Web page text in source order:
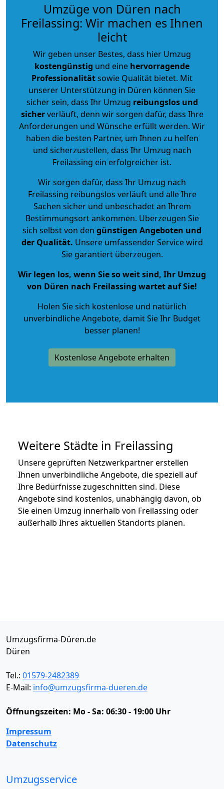
Umzüge von Düren nach
Freilassing: Wir machen es Ihnen
leicht
Wir geben unser Bestes, dass hier Umzug
kostengünstig und eine hervorragende
Professionalitätsowie Qualität bietet. Mit
unserer Unterstützung in Düren können Sie
sicher sein, dass Ihr Umzug reibungslos und
sicherverläuft, denn wir sorgen dafür, dass Ihre
Anforderungen und Wünsche erfüllt werden. Wir
haben die besten Partner, um Ihnen zu helfen
und sicherzustellen, dass Ihr Umzug nach
Freilassing ein erfolgreicher ist.
Wir sorgen dafür, dass Ihr Umzug nach
Freilassing reibungslos verläuft und alle Ihre
Sachen sicher und unbeschadet an Ihrem
Bestimmungsort ankommen. Überzeugen Sie
sich selbst von den günstigen Angeboten und
der Qualität. Unsere umfassender Service wird
Sie garantiert überzeugen.
Wir legen los, wenn Sie so weit sind, Ihr Umzug
von Düren nach Freilassing wartet auf Sie!
Holen Sie sich kostenlose und natürlich
unverbindliche Angebote, damit Sie Ihr Budget
besser planen!
Kostenlose Angebote erhalten
Weitere Städte in Freilassing
Unsere geprüften Netzwerkpartner erstellen
Ihnen unverbindliche Angebote, die speziell auf
Ihre Bedürfnisse zugeschnitten sind. Diese
Angebote sind kostenlos, unabhängig davon, ob
Sie einen Umzug innerhalb von Freilassing oder
außerhalb Ihres aktuellen Standorts planen.
Umzugsfirma-Düren.de
Düren
Tel.: 01579-2482389
E-Mail: info@umzugsfirma-dueren.de
Öffnungszeiten: Mo - Sa: 06:30 - 19:00 Uhr
Impressum
Datenschutz
Umzugsservice